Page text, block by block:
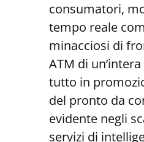
consumatori,
tempo reale
minacciosi di
ATM di
tutto in
del pronto da
evidente negli
servizi di